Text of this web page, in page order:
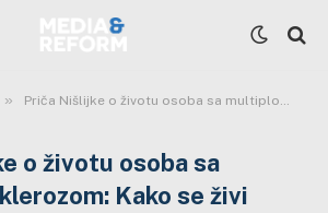
» Priča Nišlijke o životu osoba sa multiplom sklerozom: Kako se živi kada se bolest ne vidi?
o životu osoba sa
Kako se živi